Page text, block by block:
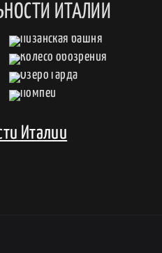
ИТАЛИИ
Италии